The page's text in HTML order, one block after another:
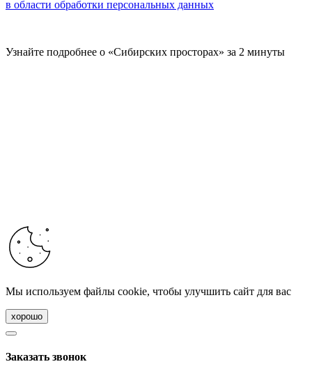
в области обработки персональных данных
Узнайте подробнее о «Сибирских просторах» за 2 минуты
Мы используем файлы cookie, чтобы улучшить сайт для вас
хорошо
Заказать звонок